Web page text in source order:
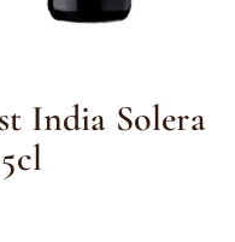
India Solera